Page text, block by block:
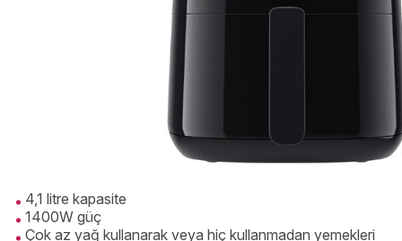
4,1 litre kapasite
1400W güç
Çok az yağ kullanarak veya hiç kullanmadan yemekleri